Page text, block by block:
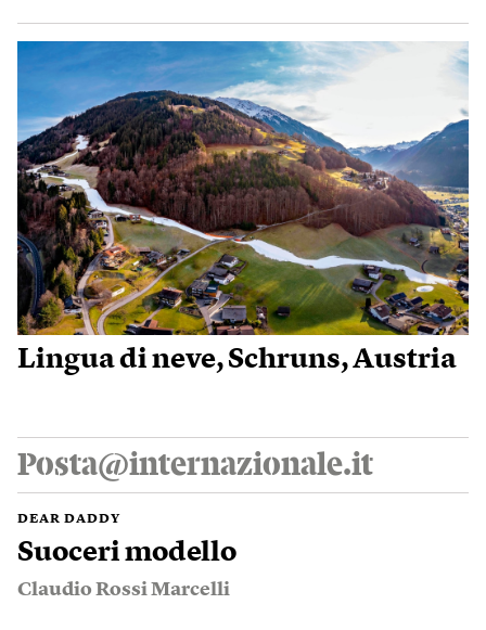
Lingua di neve, Schruns, Austria
Posta@internazionale.it
DEAR DADDY
Suoceri modello
Claudio Rossi Marcelli